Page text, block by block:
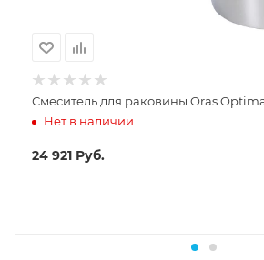
Смеситель для раковины Oras Optima
Нет в наличии
24 921 Руб.